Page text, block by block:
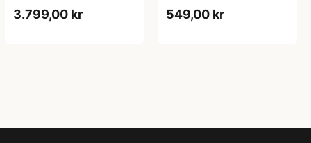
3.799,00 kr 549,00 kr